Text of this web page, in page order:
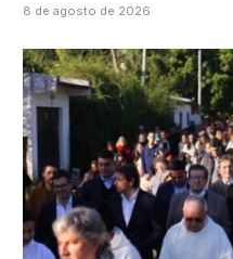
8 de agosto de 2026